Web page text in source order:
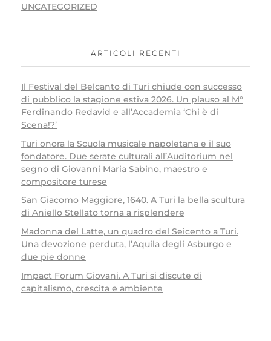
UNCATEGORIZED
ARTICOLI RECENTI
Il Festival del Belcanto di Turi chiude con successo
di pubblico la stagione estiva 2026. Un plauso al M°
Ferdinando Redavid e all’Accademia ‘Chi è di
Scena!?’
Turi onora la Scuola musicale napoletana e il suo
fondatore. Due serate culturali all’Auditorium nel
segno di Giovanni Maria Sabino, maestro e
compositore turese
San Giacomo Maggiore, 1640. A Turi la bella scultura
di Aniello Stellato torna a risplendere
Madonna del Latte, un quadro del Seicento a Turi.
Una devozione perduta, l’Aquila degli Asburgo e
due pie donne
Impact Forum Giovani. A Turi si discute di
capitalismo, crescita e ambiente